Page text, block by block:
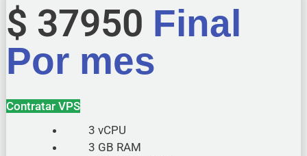
$ 37950 Final
Por mes
3 vCPU
3 GB RAM
Contratar VPS